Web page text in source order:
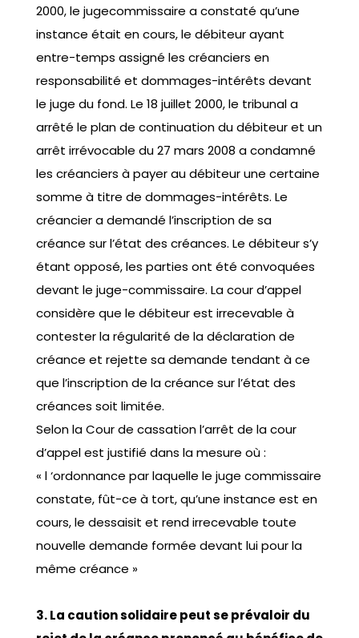
2000, le jugecommissaire a constaté qu’une
instance était en cours, le débiteur ayant
entre-temps assigné les créanciers en
responsabilité et dommages-intérêts devant
le juge du fond. Le 18 juillet 2000, le tribunal a
arrêté le plan de continuation du débiteur et un
arrêt irrévocable du 27 mars 2008 a condamné
les créanciers à payer au débiteur une certaine
somme à titre de dommages-intérêts. Le
créancier a demandé l’inscription de sa
créance sur l’état des créances. Le débiteur s’y
étant opposé, les parties ont été convoquées
devant le juge-commissaire. La cour d’appel
considère que le débiteur est irrecevable à
contester la régularité de la déclaration de
créance et rejette sa demande tendant à ce
que l’inscription de la créance sur l’état des
créances soit limitée.
Selon la Cour de cassation l’arrêt de la cour
d’appel est justifié dans la mesure où :
« l ‘ordonnance par laquelle le juge commissaire
constate, fût-ce à tort, qu’une instance est en
cours, le dessaisit et rend irrecevable toute
nouvelle demande formée devant lui pour la
même créance »
3. La caution solidaire peut se prévaloir du